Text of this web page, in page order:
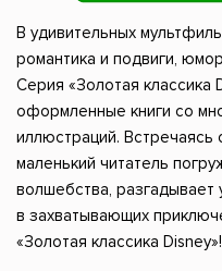
В удивительных
романтика и подвиги,
Серия «Золотая классика
оформленные книги со
иллюстраций.
маленький читатель
волшебства, разгадывает
в захватывающих
«Золотая классика Disney»!